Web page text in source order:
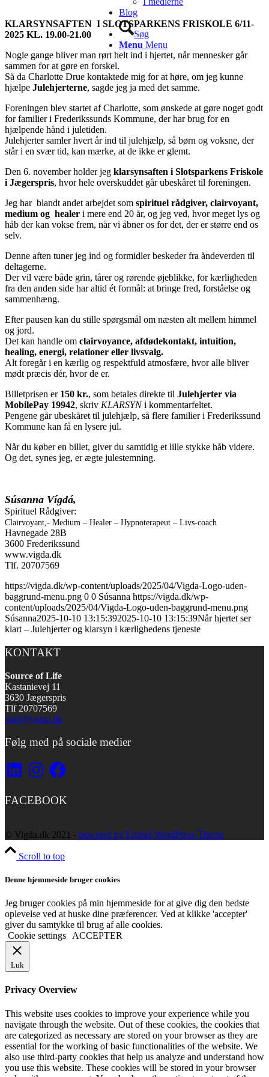
Blog
Søg
Menu Menu
KLARSYNSAFTEN I SLOTSPARKENS FRISKOLE 6/11-
2025 KL. 19.00-21.00
Nogle gange bliver man rørt helt ind i hjertet, når mennesker går
sammen for at gøre en forskel.
Så da Charlotte Drue kontaktede mig for at høre, om jeg kunne
hjælpe Julehjerterne, sagde jeg ja med det samme.
Foreningen blev startet af Charlotte, som ønskede at gøre noget godt
for familier i Frederikssunds Kommune, der har brug for en
hjælpende hånd i juletiden.
Julehjerter samler hvert år ind til julehjælp, så børn og voksne, der
står i en svær tid, kan mærke, at de ikke er glemt.
Den 6. november holder jeg klarsynsaften i Slotsparkens Friskole
i Jægerspris, hvor hele overskuddet går ubeskåret til foreningen.
Jeg har blandt andet arbejdet som spirituel rådgiver, clairvoyant,
medium og healer i mere end 20 år, og jeg ved, hvor meget lys og
håb der kan vokse frem, når vi åbner os for det, der er større end os
selv.
Denne aften tuner jeg ind og formidler beskeder fra åndeverden til
deltagerne.
Der vil være både grin, tårer og rørende øjeblikke, for kærligheden
fra den anden side har altid ét formål: at bringe fred, forståelse og
sammenhæng.
Efter pausen kan du stille spørgsmål om næsten alt mellem himmel
og jord.
Det kan handle om clairvoyance, afdødekontakt, intuition,
healing, energi, relationer eller livsvalg.
Alt foregår i en kærlig og respektfuld atmosfære, hvor alle bliver
mødt præcis dér, hvor de er.
Billetprisen er 150 kr., som betales direkte til Julehjerter via
MobilePay 19942, skriv KLARSYNi kommentarfeltet.
Pengene går ubeskåret til julehjælp, så flere familier i Frederikssund
Kommune kan få en lysere jul.
Når du køber en billet, giver du samtidig et lille stykke håb videre.
Og det, synes jeg, er ægte julestemning.
Súsanna Vígdá,
Spirituel Rådgiver:
Clairvoyant,- Medium – Healer – Hypnoterapeut – Livs-coach
Havnegade 28B
3600 Frederikssund
www.vigda.dk
Tlf. 20707569
https://vigda.dk/wp-content/uploads/2025/04/Vigda-Logo-uden-
baggrund-menu.png 0 0 Súsanna https://vigda.dk/wp-
content/uploads/2025/04/Vigda-Logo-uden-baggrund-menu.png
Súsanna2025-10-10 13:15:392025-10-10 13:15:39Når hjertet ser
klart – Julehjerter og klarsyn i kærlighedens tjeneste
KONTAKT
Source of Life
Kastanievej 11
3630 Jægerspris
Tlf 20707569
mail@vigda.dk
Følg med på sociale medier
LinkedInInstagramFacebook
FACEBOOK
© Vigda.dk 2021 - powered by Enfold WordPress Theme
Scroll to top
Denne hjemmeside bruger cookies
Jeg bruger cookies på min hjemmeside for at give dig den bedste
oplevelse ved at huske dine præferencer. Ved at klikke 'accepter'
giver du samtykke til brug af alle cookies.
Cookie settings
ACCEPTER
Luk
Privacy Overview
This website uses cookies to improve your experience while you
navigate through the website. Out of these cookies, the cookies that
are categorized as necessary are stored on your browser as they are
essential for the working of basic functionalities of the website. We
also use third-party cookies that help us analyze and understand how
you use this website. These cookies will be stored in your browser